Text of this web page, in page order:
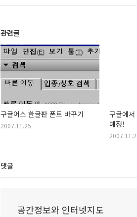
관련글
구글어스 한글판 폰트 바꾸기
2007.11.25
구글에
예정!
댓글
공간정보와 인터넷지도